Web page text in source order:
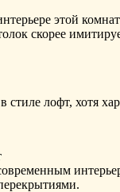
этой
скорее
лофт, хотя